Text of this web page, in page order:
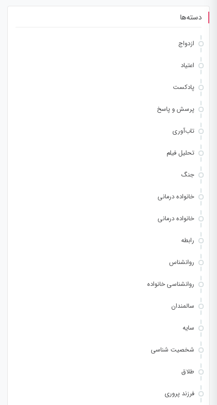
دسته‌ها
ازدواج
اعتیاد
پادکست
پرسش و پاسخ
تاب‌آوری
تحلیل فیلم
جنگ
خانواده درمانی
خانواده درمانی
رابطه
روانشناس
روانشناسی خانواده
سالمندان
سایه
شخصیت شناسی
طلاق
فرزند پروری